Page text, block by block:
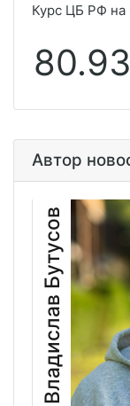
Курс ЦБ РФ на
80.93
Автор
Владислав Бутусов